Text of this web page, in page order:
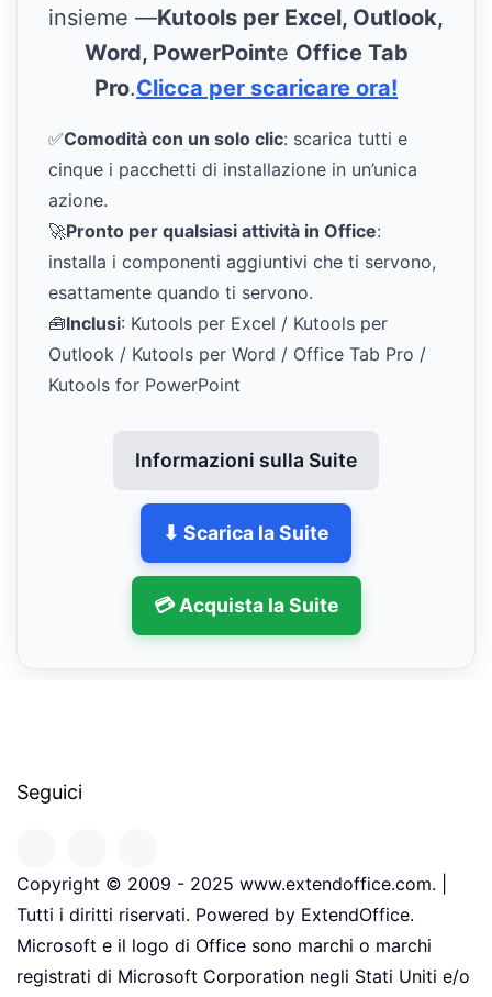
insieme —Kutools per Excel, Outlook,
Word, PowerPointe Office Tab
Pro.Clicca per scaricare ora!
✅Comodità con un solo clic: scarica tutti e
cinque i pacchetti di installazione in un’unica
azione.
🚀Pronto per qualsiasi attività in Office:
installa i componenti aggiuntivi che ti servono,
esattamente quando ti servono.
🧰Inclusi: Kutools per Excel / Kutools per
Outlook / Kutools per Word / Office Tab Pro /
Kutools for PowerPoint
Informazioni sulla Suite
⬇ Scarica la Suite
💳 Acquista la Suite
Seguici
Copyright © 2009 - 2025 www.extendoffice.com. |
Tutti i diritti riservati. Powered by ExtendOffice.
Microsoft e il logo di Office sono marchi o marchi
registrati di Microsoft Corporation negli Stati Uniti e/o